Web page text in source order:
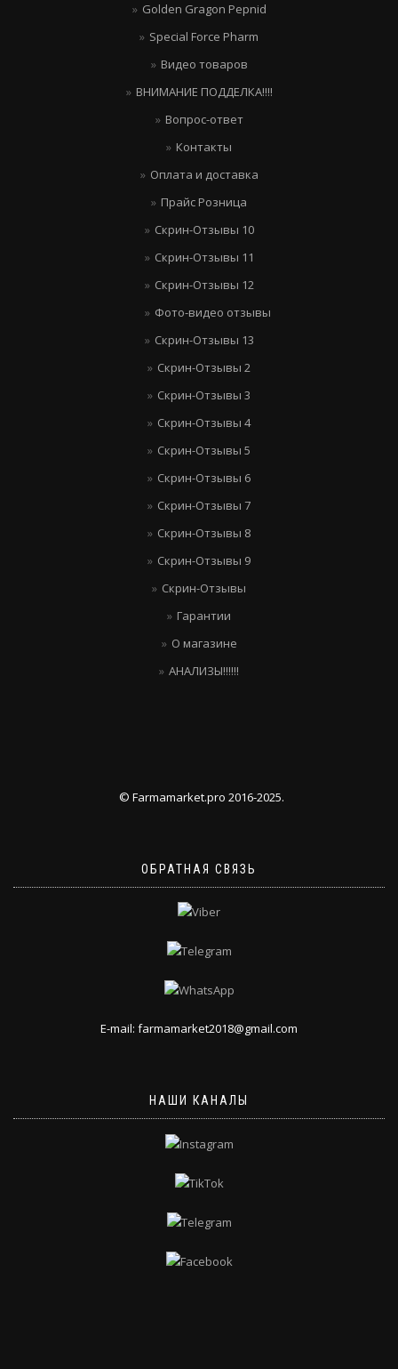
Golden Gragon Pepnid
Special Force Pharm
Видео товаров
ВНИМАНИЕ ПОДДЕЛКА!!!!
Вопрос-ответ
Контакты
Оплата и доставка
Прайс Розница
Скрин-Отзывы 10
Скрин-Отзывы 11
Скрин-Отзывы 12
Фото-видео отзывы
Скрин-Отзывы 13
Скрин-Отзывы 2
Скрин-Отзывы 3
Скрин-Отзывы 4
Скрин-Отзывы 5
Скрин-Отзывы 6
Скрин-Отзывы 7
Скрин-Отзывы 8
Скрин-Отзывы 9
Скрин-Отзывы
Гарантии
О магазине
АНАЛИЗЫ!!!!!!
© Farmamarket.pro 2016-2025.
ОБРАТНАЯ СВЯЗЬ
E-mail: farmamarket2018@gmail.com
НАШИ КАНАЛЫ